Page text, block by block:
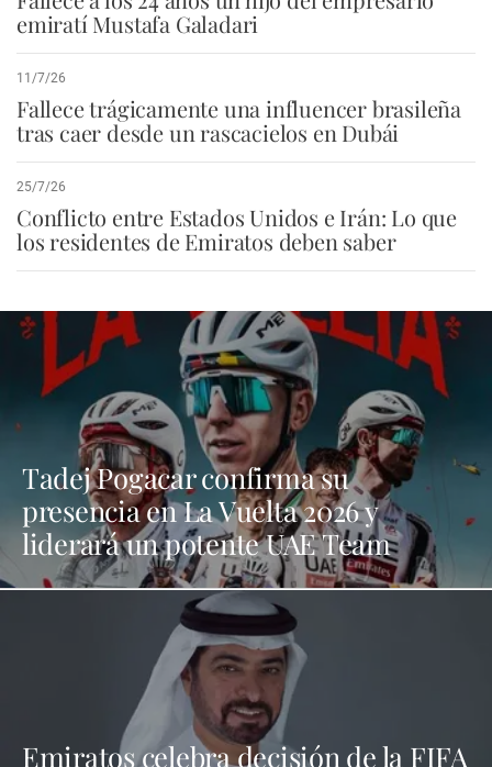
emiratí Mustafa Galadari
11/7/26
Fallece trágicamente una influencer brasileña
tras caer desde un rascacielos en Dubái
25/7/26
Conflicto entre Estados Unidos e Irán: Lo que
los residentes de Emiratos deben saber
Tadej Pogacar confirma su
presencia en La Vuelta 2026 y
liderará un potente UAE Team
Emiratos celebra decisión de la FIFA